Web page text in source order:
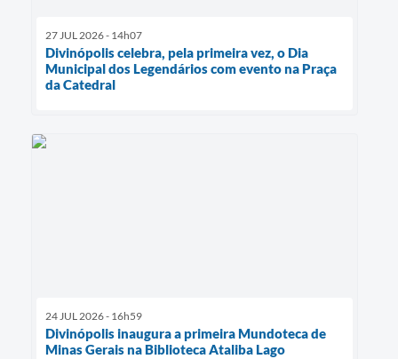
27 JUL 2026 - 14h07
Divinópolis celebra, pela primeira vez, o Dia
Municipal dos Legendários com evento na Praça
da Catedral
24 JUL 2026 - 16h59
Divinópolis inaugura a primeira Mundoteca de
Minas Gerais na Biblioteca Ataliba Lago